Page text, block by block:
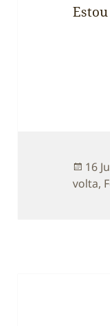
a
16
volta,